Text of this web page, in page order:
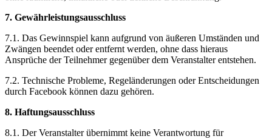
7. Gewährleistungsausschluss
7.1. Das Gewinnspiel kann aufgrund von äußeren Umständen und
Zwängen beendet oder entfernt werden, ohne dass hieraus
Ansprüche der Teilnehmer gegenüber dem Veranstalter entstehen.
7.2. Technische Probleme, Regeländerungen oder Entscheidungen
durch Facebook können dazu gehören.
8. Haftungsausschluss
8.1. Der Veranstalter übernimmt keine Verantwortung für